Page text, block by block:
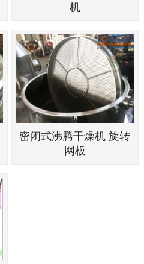
机
密闭式沸腾干燥机 旋转
网板